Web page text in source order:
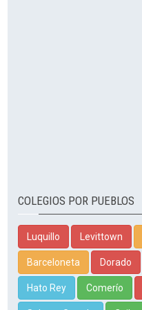
COLEGIOS POR PUEBLOS
Luquillo Levittown
Barceloneta Dorado
Hato Rey Comerío